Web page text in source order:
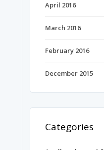
April 2016
March 2016
February 2016
December 2015
Categories